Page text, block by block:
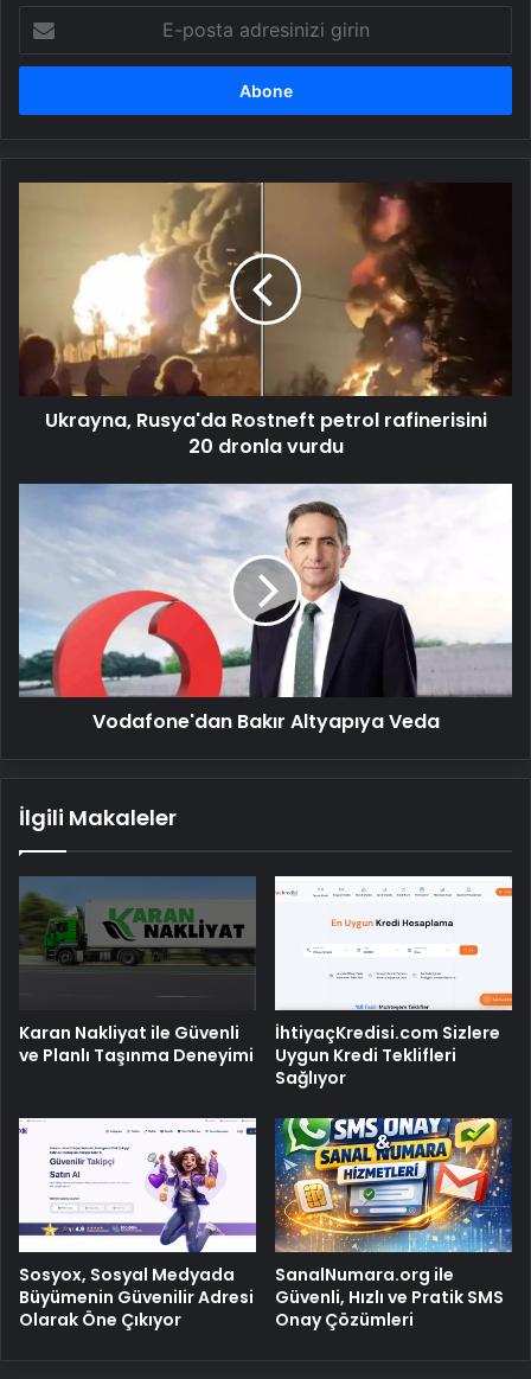
posta
adresinizi
rafinerisini
dronla
vurdu
Ukrayna, Rusya'da Rostneft petrol rafinerisini
20 dronla vurdu
Vodafone'dan
Altyapıya
Vodafone'dan Bakır Altyapıya Veda
İlgili Makaleler
Karan Nakliyat ile Güvenli
ve Planlı Taşınma Deneyimi
İhtiyaçKredisi.com Sizlere
Uygun Kredi Teklifleri
Sağlıyor
Sosyox, Sosyal Medyada
Büyümenin Güvenilir Adresi
Olarak Öne Çıkıyor
SanalNumara.org ile
Güvenli, Hızlı ve Pratik SMS
Onay Çözümleri